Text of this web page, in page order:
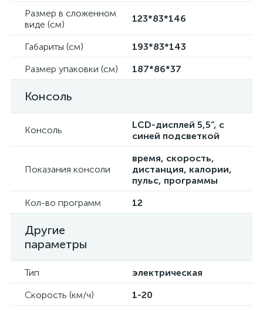
Размер в сложенном
виде (см)
123*83*146
Габариты (см)
193*83*143
Размер упаковки (см)
187*86*37
Консоль
Консоль
LCD-дисплей 5,5”, с
синей подсветкой
Показания консоли
время, скорость,
дистанция, калории,
пульс, программы
Кол-во программ
12
Другие
параметры
Тип
электрическая
Скорость (км/ч)
1-20